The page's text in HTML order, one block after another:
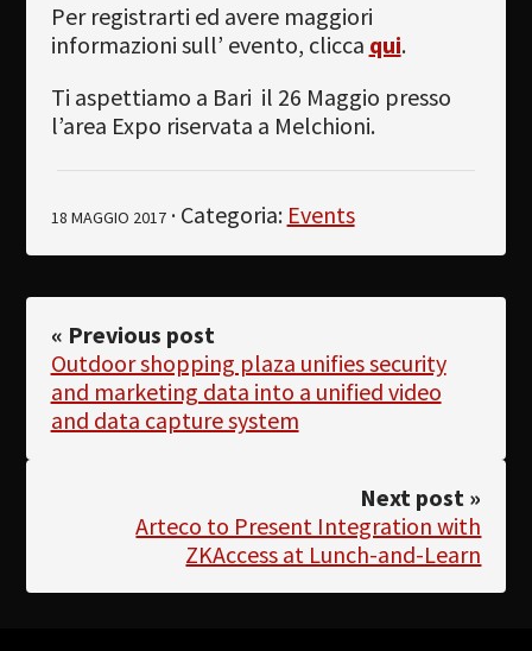
Per registrarti ed avere maggiori
informazioni sull’ evento, clicca qui.
Ti aspettiamo a Bari il 26 Maggio presso
l’area Expo riservata a Melchioni.
18 MAGGIO 2017· Categoria: Events
« Previous post
Outdoor shopping plaza unifies security
and marketing data into a unified video
and data capture system
Next post »
Arteco to Present Integration with
ZKAccess at Lunch-and-Learn